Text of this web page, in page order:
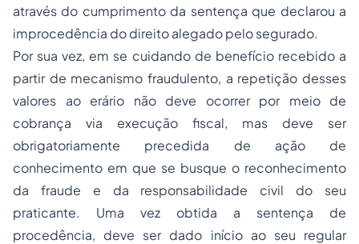
através do cumprimento da sentença que declarou a
improcedência do direito alegado pelo segurado.
Por sua vez, em se cuidando de benefício recebido a
partir de mecanismo fraudulento, a repetição desses
valores ao erário não deve ocorrer por meio de
cobrança via execução fiscal, mas deve ser
obrigatoriamente precedida de ação de
conhecimento em que se busque o reconhecimento
da fraude e da responsabilidade civil do seu
praticante. Uma vez obtida a sentença de
procedência, deve ser dado início ao seu regular